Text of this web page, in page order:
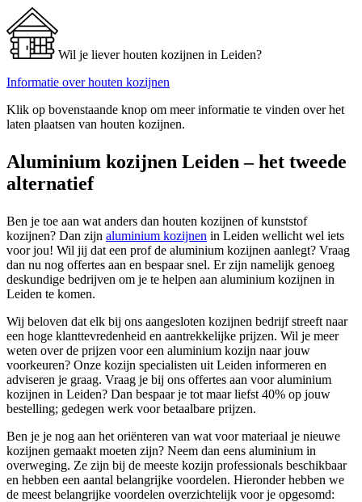
Wil je liever houten kozijnen in Leiden?
Informatie over houten kozijnen
Klik op bovenstaande knop om meer informatie te vinden over het
laten plaatsen van houten kozijnen.
Aluminium kozijnen Leiden – het tweede
alternatief
Ben je toe aan wat anders dan houten kozijnen of kunststof
kozijnen? Dan zijn aluminium kozijnen in Leiden wellicht wel iets
voor jou! Wil jij dat een prof de aluminium kozijnen aanlegt? Vraag
dan nu nog offertes aan en bespaar snel. Er zijn namelijk genoeg
deskundige bedrijven om je te helpen aan aluminium kozijnen in
Leiden te komen.
Wij beloven dat elk bij ons aangesloten kozijnen bedrijf streeft naar
een hoge klanttevredenheid en aantrekkelijke prijzen. Wil je meer
weten over de prijzen voor een aluminium kozijn naar jouw
voorkeuren? Onze kozijn specialisten uit Leiden informeren en
adviseren je graag. Vraag je bij ons offertes aan voor aluminium
kozijnen in Leiden? Dan bespaar je tot maar liefst 40% op jouw
bestelling; gedegen werk voor betaalbare prijzen.
Ben je je nog aan het oriënteren van wat voor materiaal je nieuwe
kozijnen gemaakt moeten zijn? Neem dan eens aluminium in
overweging. Ze zijn bij de meeste kozijn professionals beschikbaar
en hebben een aantal belangrijke voordelen. Hieronder hebben we
de meest belangrijke voordelen overzichtelijk voor je opgesomd: